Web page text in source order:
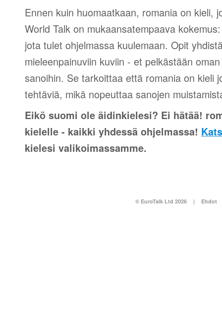
Ennen kuin huomaatkaan, romania on kieli,
World Talk on mukaansatempaava
jota tulet ohjelmassa kuulemaan. Opit
mieleenpainuviin kuviin - et pelkästään
sanoihin. Se tarkoittaa että romania on kieli
tehtäviä, mikä nopeuttaa sanojen
Eikö suomi ole äidinkielesi? Ei hätää!
kielelle - kaikki yhdessä ohjelmassa!
kielesi valikoimassamme.
© EuroTalk Ltd 2026 | Ehdot